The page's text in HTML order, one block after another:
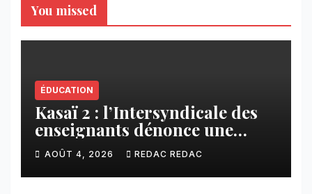
You missed
ÉDUCATION
Kasaï 2 : l’Intersyndicale des
enseignants dénonce une
contribution financière
imposée aux écoles de la
CNCA
AOÛT 4, 2026 REDAC REDAC